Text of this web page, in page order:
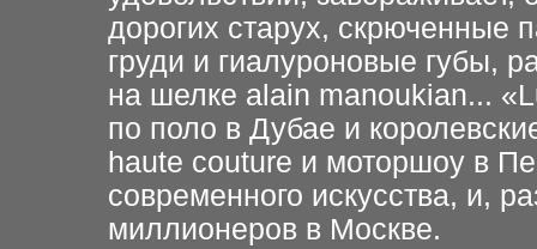
дорогих старух, скрюченные
груди и гиалуроновые губы,
на шелке alain manoukian...
по поло в Дубае и
haute couture и моторшоу в
современного искусства, и,
миллионеров в Москве.